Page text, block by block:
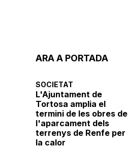
ARA A PORTADA
SOCIETAT
L'Ajuntament de
Tortosa amplia el
termini de les obres de
l'aparcament dels
terrenys de Renfe per
la calor